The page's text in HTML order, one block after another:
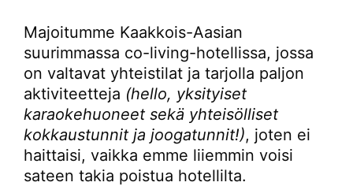
Majoitumme Kaakkois-Aasian
suurimmassa co-living-hotellissa, jossa
on valtavat yhteistilat ja tarjolla paljon
aktiviteetteja (hello, yksityiset
karaokehuoneet sekä yhteisölliset
kokkaustunnit ja joogatunnit!), joten ei
haittaisi, vaikka emme liiemmin voisi
sateen takia poistua hotellilta.